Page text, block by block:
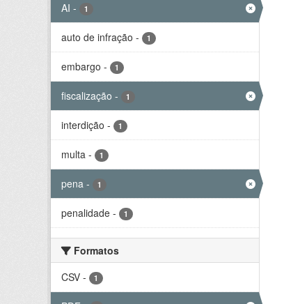
AI - 1
auto de infração - 1
embargo - 1
fiscalização - 1
interdição - 1
multa - 1
pena - 1
penalidade - 1
Formatos
CSV - 1